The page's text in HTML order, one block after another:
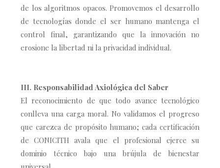
de los algoritmos opacos. Promovemos el desarrollo
de tecnologías donde el ser humano mantenga el
control final, garantizando que la innovación no
erosione la libertad ni la privacidad individual.
III. Responsabilidad Axiológica del Saber
El reconocimiento de que todo avance tecnológico
conlleva una carga moral. No validamos el progreso
que carezca de propósito humano; cada certificación
de CONICITH avala que el profesional ejerce su
dominio técnico bajo una brújula de bienestar